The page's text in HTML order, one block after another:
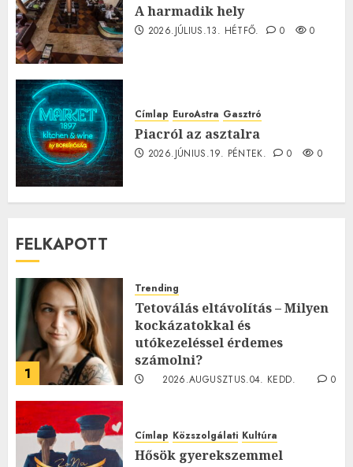
A harmadik hely
2026.JÚLIUS.13. HÉTFŐ. 0 0
Címlap EuroAstra Gasztró
Piacról az asztalra
2026.JÚNIUS.19. PÉNTEK. 0 0
FELKAPOTT
1
Trending
Tetoválás eltávolítás – Milyen
kockázatokkal és
utókezeléssel érdemes
számolni?
2026.AUGUSZTUS.04. KEDD.
0
Címlap Közszolgálati Kultúra
Hősök gyerekszemmel